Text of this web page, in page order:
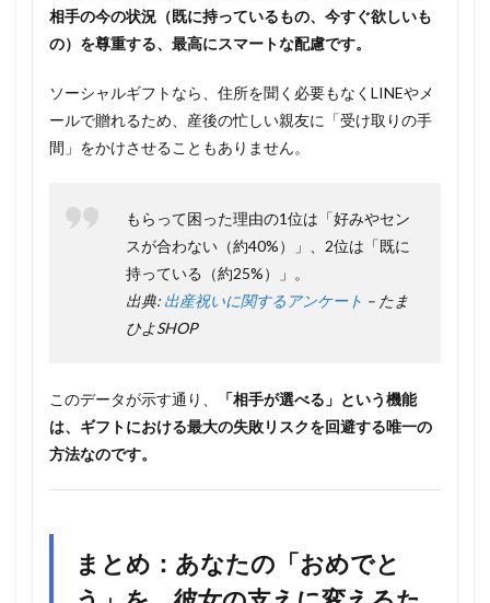
相手の今の状況（既に持っているもの、今すぐ欲しいも
の）を尊重する、最高にスマートな配慮です。
ソーシャルギフトなら、住所を聞く必要もなくLINEやメ
ールで贈れるため、産後の忙しい親友に「受け取りの手
間」をかけさせることもありません。
もらって困った理由の1位は「好みやセン
スが合わない（約40%）」、2位は「既に
持っている（約25%）」。
出典: 出産祝いに関するアンケート – たま
ひよSHOP
このデータが示す通り、
「相手が選べる」という機能
は、ギフトにおける最大の失敗リスクを回避する唯一の
方法なのです。
まとめ：あなたの「おめでと